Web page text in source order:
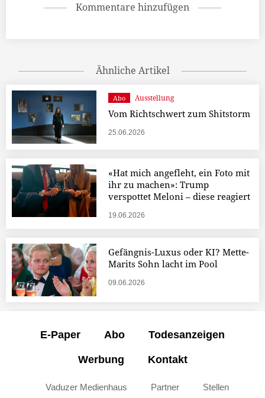
Kommentare hinzufügen
Ähnliche Artikel
Abo Ausstellung
Vom Richtschwert zum Shitstorm
25.06.2026
«Hat mich angefleht, ein Foto mit
ihr zu machen»: Trump
verspottet Meloni – diese reagiert
19.06.2026
Gefängnis-Luxus oder KI? Mette-
Marits Sohn lacht im Pool
09.06.2026
E-Paper Abo Todesanzeigen
Werbung Kontakt
Vaduzer Medienhaus Partner
Stellen